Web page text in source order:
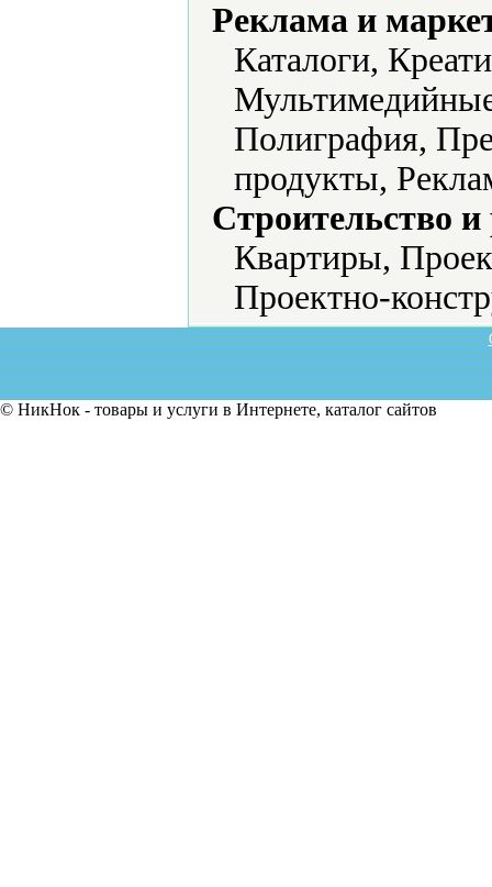
Реклама и
Каталоги,
Полиграфия,
продукты,
Строительство
Квартиры,
Проектно-
© НикНок - товары и услуги в Интернете, каталог сайтов